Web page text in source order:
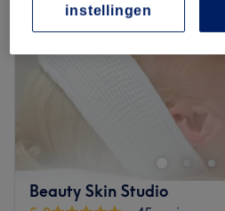
Beauty Skin Studio
instellingen